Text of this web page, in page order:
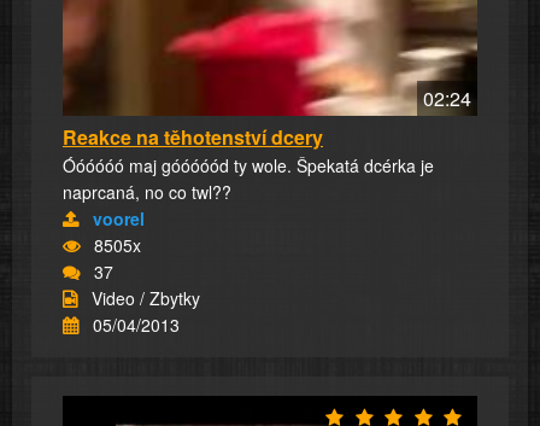
02:24
Reakce na těhotenství dcery
Óóóóóó maj góóóóód ty wole. Špekatá dcérka je
naprcaná, no co twl??
voorel
8505x
37
Video / Zbytky
05/04/2013